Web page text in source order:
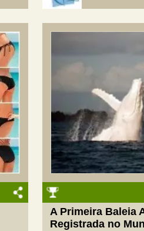
A Primeira Baleia
Registrada no